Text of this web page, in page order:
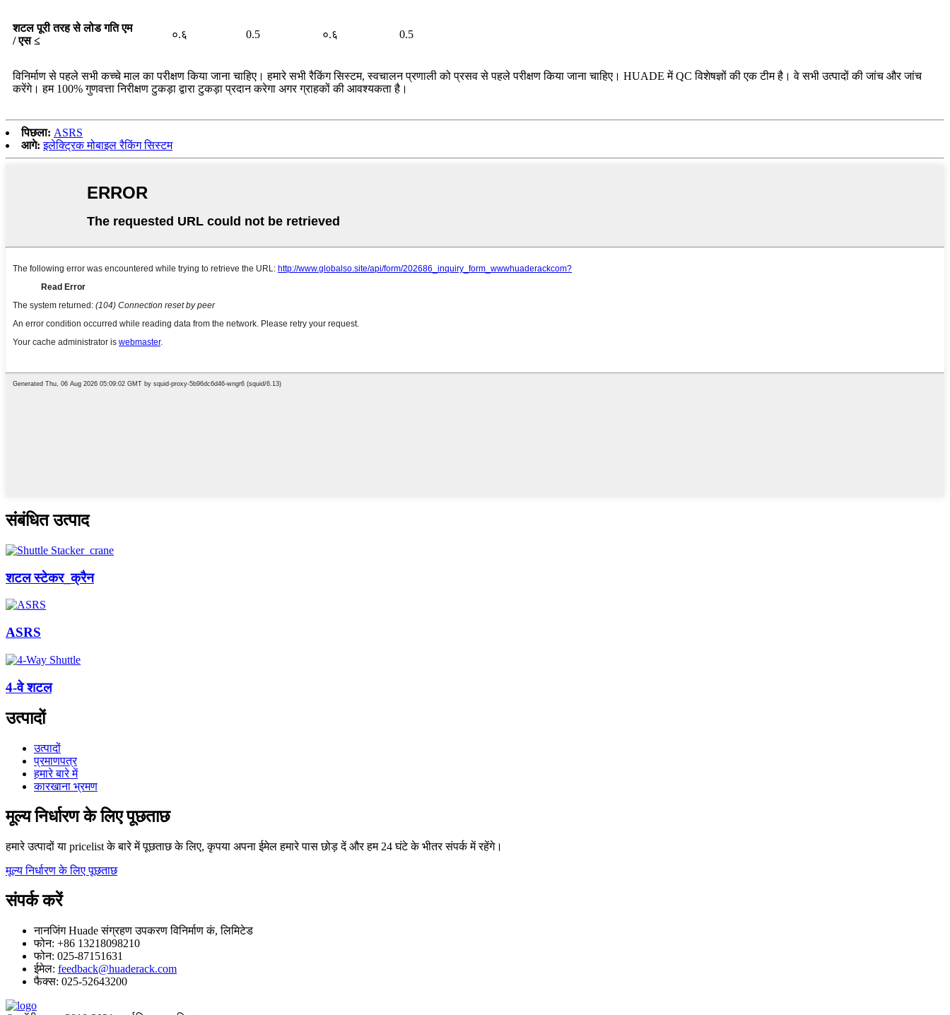
शटल पूरी तरह से लोड गति एम
/ एस≤
०.६ 0.5 ०.६ 0.5
विनिर्माण से पहले सभी कच्चे माल का परीक्षण किया जाना चाहिए। हमारे सभी रैकिंग सिस्टम, स्वचालन प्रणाली को प्रसव से पहले परीक्षण किया जाना चाहिए। HUADE में QC विशेषज्ञों की एक टीम है। वे सभी उत्पादों की जांच और जांच
करेंगे। हम 100% गुणवत्ता निरीक्षण टुकड़ा द्वारा टुकड़ा प्रदान करेगा अगर ग्राहकों की आवश्यकता है।
पिछला: ASRS
आगे: इलेक्ट्रिक मोबाइल रैकिंग सिस्टम
संबंधित उत्पाद
शटल स्टेकर_क्रैन
ASRS
4-वे शटल
उत्पादों
उत्पादों
प्रमाणपत्र
हमारे बारे में
कारखाना भ्रमण
मूल्य निर्धारण के लिए पूछताछ
हमारे उत्पादों या pricelist के बारे में पूछताछ के लिए, कृपया अपना ईमेल हमारे पास छोड़ दें और हम 24 घंटे के भीतर संपर्क में रहेंगे।
मूल्य निर्धारण के लिए पूछताछ
संपर्क करें
नानजिंग Huade संग्रहण उपकरण विनिर्माण कं, लिमिटेड
फोन: +86 13218098210
फोन: 025-87151631
ईमेल: feedback@huaderack.com
फैक्स: 025-52643200